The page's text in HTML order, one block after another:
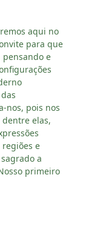
aqui no
para que
pensando e
nos, pois nos
elas,
regiões e
a
primeiro